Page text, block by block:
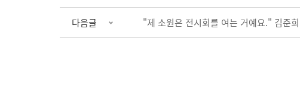
다음글 "제 소원은 전시회를 여는 거예요." 김준